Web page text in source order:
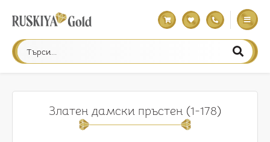
Златен дамски пръстен (1-178)